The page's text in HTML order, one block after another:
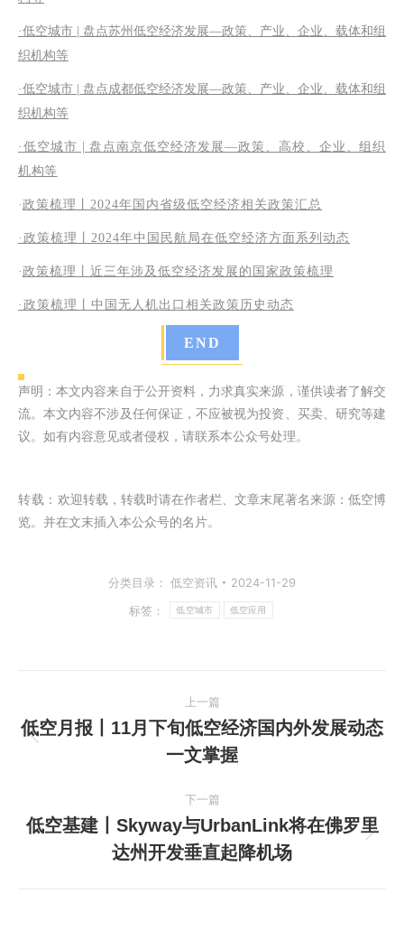
·低空城市 | 盘点苏州低空经济发展—政策、产业、企业、载体和组
织机构等
·低空城市 | 盘点成都低空经济发展—政策、产业、企业、载体和组
织机构等
·低空城市 | 盘点南京低空经济发展—政策、高校、企业、组织
机构等
·政策梳理丨2024年国内省级低空经济相关政策汇总
·政策梳理丨2024年中国民航局在低空经济方面系列动态
·政策梳理丨近三年涉及低空经济发展的国家政策梳理
· 政策梳理丨中国无人机出口相关政策历史动态
END
声明：本文内容来自于公开资料，力求真实来源，谨供读者了解交
流。本文内容不涉及任何保证，不应被视为投资、买卖、研究等建
议。如有内容意见或者侵权，请联系本公众号处理。
转载： 欢迎转载，转载时请在作者栏、文章末尾著名来源：低空博
览。并在文末插入本公众号的名片。
分类目录： 低空资讯
2024-11-29
标签：
低空城市 低空应用
章
航
上一篇
上
一
篇
文
章：
低空月报丨11月下旬低空经济国内外发展动态
一文掌握
下一篇
下
一
低空基建丨Skyway与UrbanLink将在佛罗里
达州开发垂直起降机场